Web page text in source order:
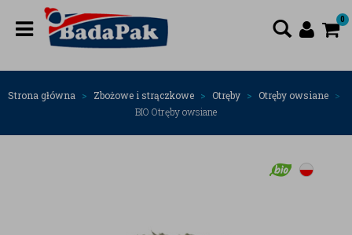
0
Strona główna Zbożowe i strączkowe Otręby
Otręby owsiane
BIO Otręby owsiane